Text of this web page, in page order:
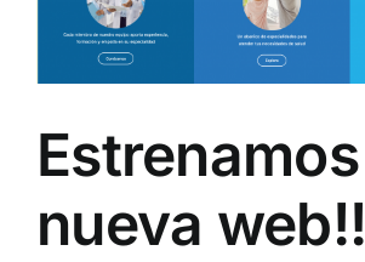
Estrenamos
nueva web!!